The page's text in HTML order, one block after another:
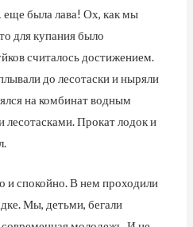
еще была лава! Ох, как мы
для купания было
считалось достижением.
до лесотаски и ныряли
на комбинат водным
Прокат лодок и
и спокойно. В нем проходили
Мы, детьми, бегали